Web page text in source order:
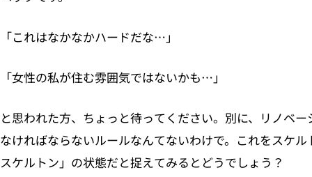
「これはなかなかハードだな…」
「女性の私が住む雰囲気ではないかも…」
と思われた方、ちょっと待ってください。別に、リノベ
なければならないルールなんてないわけで。これをスケ
スケルトン」の状態だと捉えてみるとどうでしょう？